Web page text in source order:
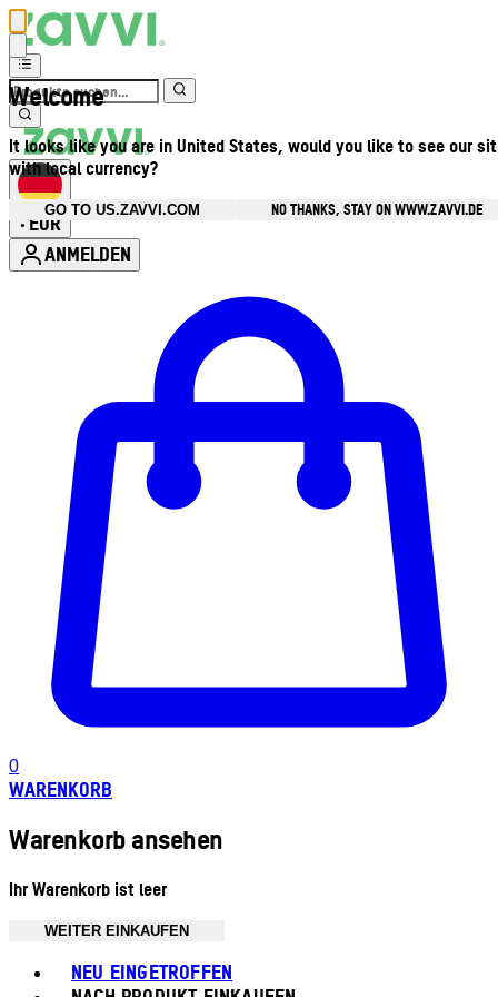
Welcome
It looks like you are in United States, would you like to see our
with local currency?
GO TO US.ZAVVI.COM
NO THANKS, STAY ON WWW.ZAVVI.DE
• EUR
ANMELDEN
0
WARENKORB
Warenkorb ansehen
Ihr Warenkorb ist leer
WEITER EINKAUFEN
NEU EINGETROFFEN